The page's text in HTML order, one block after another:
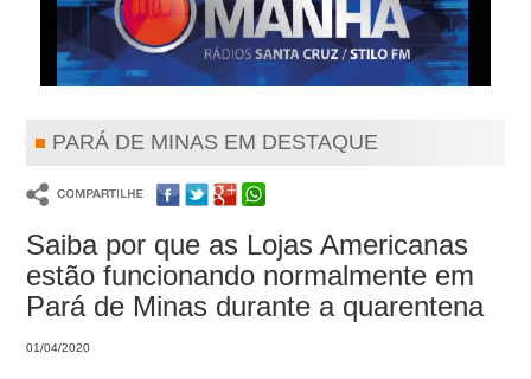
PARÁ DE MINAS EM DESTAQUE
Saiba por que as Lojas Americanas
estão funcionando normalmente em
Pará de Minas durante a quarentena
01/04/2020